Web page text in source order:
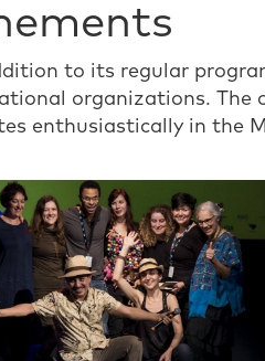
to its regular
organizations.
enthusiastically in the